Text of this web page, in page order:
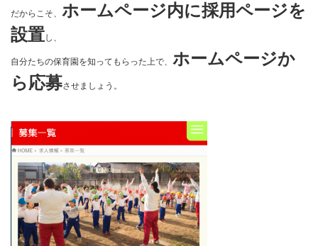
だからこそ、 ホームページ内に採用ページを
設置し、
自分たちの保育園を知ってもらった上で、 ホームページか
ら応募させましょう。